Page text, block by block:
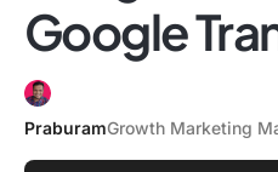
Google
PraburamGrowth Marketing